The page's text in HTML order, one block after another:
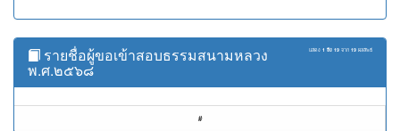
แสดง 1 ถึง 19 จาก 19 ผลลัพธ์
รายชื่อผู้ขอเข้าสอบธรรมสนามหลวง
พ.ศ.๒๕๖๘
#